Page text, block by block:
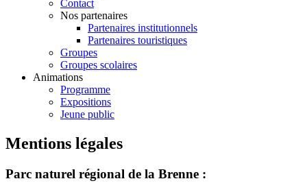
Contact
Nos partenaires
Partenaires institutionnels
Partenaires touristiques
Groupes
Groupes scolaires
Animations
Programme
Expositions
Jeune public
Mentions légales
Parc naturel régional de la Brenne :